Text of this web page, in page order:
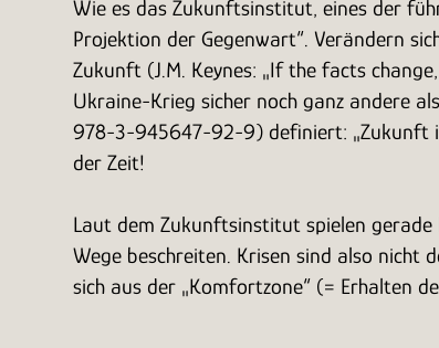
Wie es das Zukunftsinstitut, eines der
Projektion der Gegenwart“. Verändern
Zukunft (J.M. Keynes: „If the facts
Ukraine-Krieg sicher noch ganz andere
978-3-945647-92-9) definiert: „Zukunft
der Zeit!
Laut dem Zukunftsinstitut spielen
Wege beschreiten. Krisen sind also nicht
sich aus der „Komfortzone“ (= Erhalten